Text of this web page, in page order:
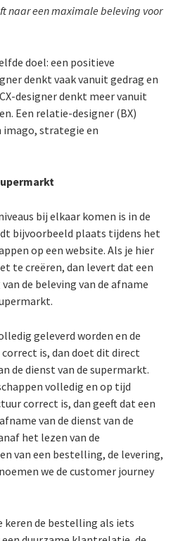
naar een maximale beleving voor
doel: een positieve
denkt vaak vanuit gedrag en
designer denkt meer vanuit
Een relatie-designer (BX)
strategie en
bij elkaar komen is in de
bijvoorbeeld plaats tijdens het
op een website. Als je hier
te creëren, dan levert dat een
de beleving van de afname
geleverd worden en de
is, dan doet dit direct
de dienst van de supermarkt.
volledig en op tijd
correct is, dan geeft dat een
van de dienst van de
het lezen van de
van een bestelling, de levering,
we de customer journey
keren de bestelling als iets